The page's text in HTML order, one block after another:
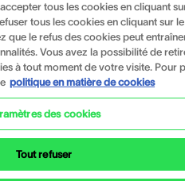
tous les cookies en cliquant
tous les cookies en cliquant sur le
que le refus des cookies peut
Vous avez la possibilité de
à tout moment de votre visite. Pour
politique en matière de cookies
des cookies
Tout refuser